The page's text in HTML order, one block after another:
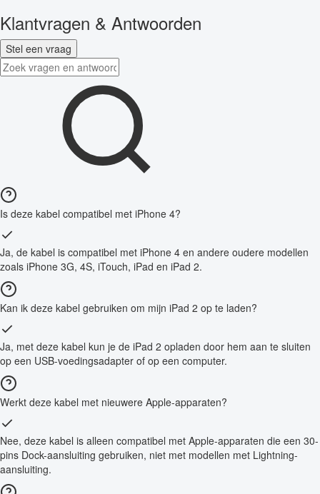
Klantvragen & Antwoorden
Stel een vraag
Is deze kabel compatibel met iPhone 4?
Ja, de kabel is compatibel met iPhone 4 en andere oudere modellen
zoals iPhone 3G, 4S, iTouch, iPad en iPad 2.
Kan ik deze kabel gebruiken om mijn iPad 2 op te laden?
Ja, met deze kabel kun je de iPad 2 opladen door hem aan te sluiten
op een USB-voedingsadapter of op een computer.
Werkt deze kabel met nieuwere Apple-apparaten?
Nee, deze kabel is alleen compatibel met Apple-apparaten die een 30-
pins Dock-aansluiting gebruiken, niet met modellen met Lightning-
aansluiting.